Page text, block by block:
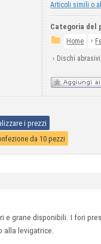
Articoli simili o
Categoria del
Home ›
› Dischi
i prezzi
da 10 pezzi
e grane disponibili. I fori
alla levigatrice.